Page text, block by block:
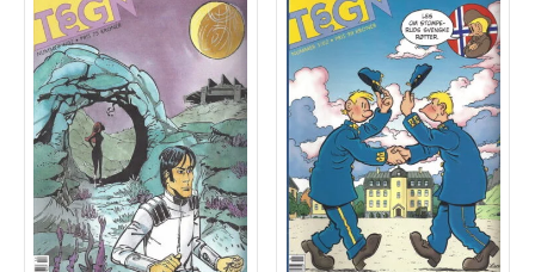
Annette Saugestad Helland
Arne W. Isachsen
Álvaro Nofuentes
Øystein Runde
Øyvind Lauvdahl